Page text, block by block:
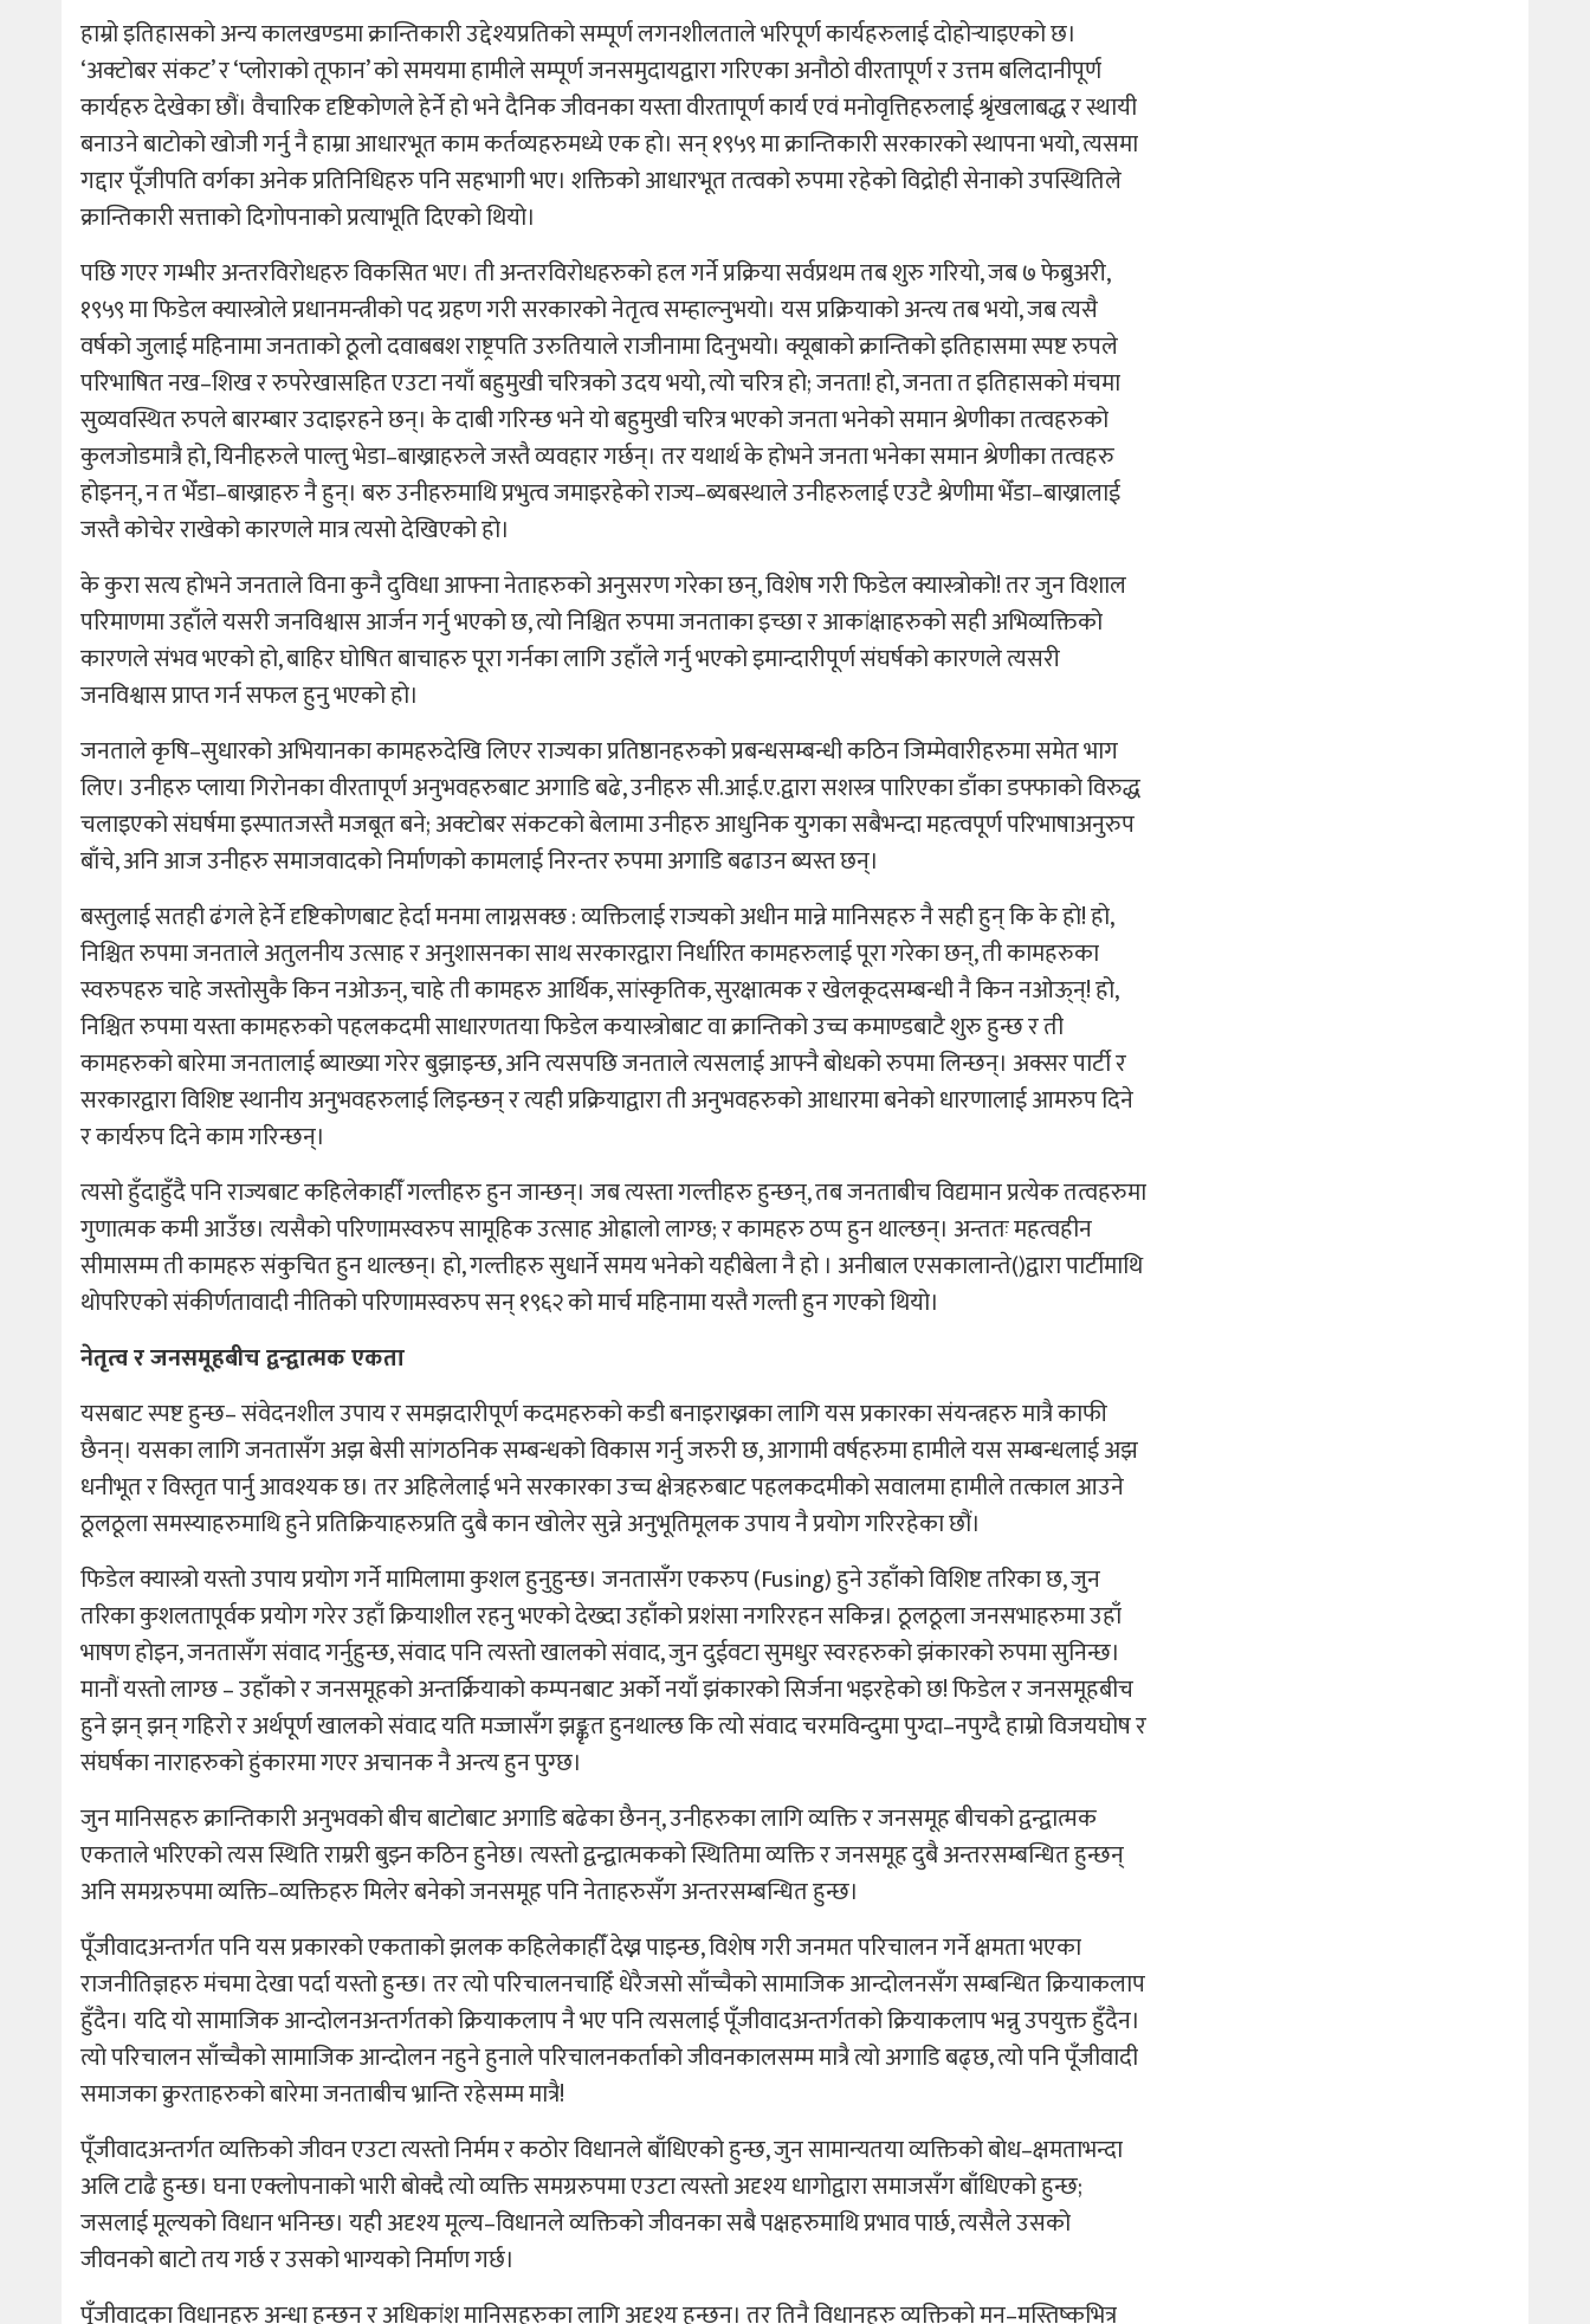
हाम्रो इतिहासको अन्य कालखण्डमा क्रान्तिकारी उद्देश्यप्रतिको सम्पूर्ण लगनशीलताले भरिपूर्ण कार्यहरुलाई दोहोर्‍याइएको छ।
‘अक्टोबर संकट’ र ‘प्लोराको तूफान’ को समयमा हामीले सम्पूर्ण जनसमुदायद्वारा गरिएका अनौठो वीरतापूर्ण र उत्तम बलिदानीपूर्ण
कार्यहरु देखेका छौं। वैचारिक दृष्टिकोणले हेर्ने हो भने दैनिक जीवनका यस्ता वीरतापूर्ण कार्य एवं मनोवृत्तिहरुलाई श्रृंखलाबद्ध र स्थायी
बनाउने बाटोको खोजी गर्नु नै हाम्रा आधारभूत काम कर्तव्यहरुमध्ये एक हो। सन् १९५९ मा क्रान्तिकारी सरकारको स्थापना भयो, त्यसमा
गद्दार पूँजीपति वर्गका अनेक प्रतिनिधिहरु पनि सहभागी भए। शक्तिको आधारभूत तत्वको रुपमा रहेको विद्रोही सेनाको उपस्थितिले
क्रान्तिकारी सत्ताको दिगोपनाको प्रत्याभूति दिएको थियो।
पछि गएर गम्भीर अन्तरविरोधहरु विकसित भए। ती अन्तरविरोधहरुको हल गर्ने प्रक्रिया सर्वप्रथम तब शुरु गरियो, जब ७ फेब्रुअरी,
१९५९ मा फिडेल क्यास्त्रोले प्रधानमन्त्रीको पद ग्रहण गरी सरकारको नेतृत्व सम्हाल्नुभयो। यस प्रक्रियाको अन्त्य तब भयो, जब त्यसै
वर्षको जुलाई महिनामा जनताको ठूलो दवाबबश राष्ट्रपति उरुतियाले राजीनामा दिनुभयो। क्यूबाको क्रान्तिको इतिहासमा स्पष्ट रुपले
परिभाषित नख–शिख र रुपरेखासहित एउटा नयाँ बहुमुखी चरित्रको उदय भयो, त्यो चरित्र हो; जनता! हो, जनता त इतिहासको मंचमा
सुव्यवस्थित रुपले बारम्बार उदाइरहने छन्। के दाबी गरिन्छ भने यो बहुमुखी चरित्र भएको जनता भनेको समान श्रेणीका तत्वहरुको
कुलजोडमात्रै हो, यिनीहरुले पाल्तु भेडा–बाख्राहरुले जस्तै व्यवहार गर्छन्। तर यथार्थ के होभने जनता भनेका समान श्रेणीका तत्वहरु
होइनन्, न त भेँडा–बाख्राहरु नै हुन्। बरु उनीहरुमाथि प्रभुत्व जमाइरहेको राज्य–ब्यबस्थाले उनीहरुलाई एउटै श्रेणीमा भेँडा–बाख्रालाई
जस्तै कोचेर राखेको कारणले मात्र त्यसो देखिएको हो।
के कुरा सत्य होभने जनताले विना कुनै दुविधा आफ्ना नेताहरुको अनुसरण गरेका छन्, विशेष गरी फिडेल क्यास्त्रोको! तर जुन विशाल
परिमाणमा उहाँले यसरी जनविश्वास आर्जन गर्नु भएको छ, त्यो निश्चित रुपमा जनताका इच्छा र आकांक्षाहरुको सही अभिव्यक्तिको
कारणले संभव भएको हो, बाहिर घोषित बाचाहरु पूरा गर्नका लागि उहाँले गर्नु भएको इमान्दारीपूर्ण संघर्षको कारणले त्यसरी
जनविश्वास प्राप्त गर्न सफल हुनु भएको हो।
जनताले कृषि–सुधारको अभियानका कामहरुदेखि लिएर राज्यका प्रतिष्ठानहरुको प्रबन्धसम्बन्धी कठिन जिम्मेवारीहरुमा समेत भाग
लिए। उनीहरु प्लाया गिरोनका वीरतापूर्ण अनुभवहरुबाट अगाडि बढे, उनीहरु सी.आई.ए.द्वारा सशस्त्र पारिएका डाँका डफ्फाको विरुद्ध
चलाइएको संघर्षमा इस्पातजस्तै मजबूत बने; अक्टोबर संकटको बेलामा उनीहरु आधुनिक युगका सबैभन्दा महत्वपूर्ण परिभाषाअनुरुप
बाँचे, अनि आज उनीहरु समाजवादको निर्माणको कामलाई निरन्तर रुपमा अगाडि बढाउन ब्यस्त छन्।
बस्तुलाई सतही ढंगले हेर्ने दृष्टिकोणबाट हेर्दा मनमा लाग्नसक्छ : व्यक्तिलाई राज्यको अधीन मान्ने मानिसहरु नै सही हुन् कि के हो! हो,
निश्चित रुपमा जनताले अतुलनीय उत्साह र अनुशासनका साथ सरकारद्वारा निर्धारित कामहरुलाई पूरा गरेका छन्, ती कामहरुका
स्वरुपहरु चाहे जस्तोसुकै किन नओऊन्, चाहे ती कामहरु आर्थिक, सांस्कृतिक, सुरक्षात्मक र खेलकूदसम्बन्धी नै किन नओऊ्न्! हो,
निश्चित रुपमा यस्ता कामहरुको पहलकदमी साधारणतया फिडेल कयास्त्रोबाट वा क्रान्तिको उच्च कमाण्डबाटै शुरु हुन्छ र ती
कामहरुको बारेमा जनतालाई ब्याख्या गरेर बुझाइन्छ, अनि त्यसपछि जनताले त्यसलाई आफ्नै बोधको रुपमा लिन्छन्। अक्सर पार्टी र
सरकारद्वारा विशिष्ट स्थानीय अनुभवहरुलाई लिइन्छन् र त्यही प्रक्रियाद्वारा ती अनुभवहरुको आधारमा बनेको धारणालाई आमरुप दिने
र कार्यरुप दिने काम गरिन्छन्।
त्यसो हुँदाहुँदै पनि राज्यबाट कहिलेकाहीँ गल्तीहरु हुन जान्छन्। जब त्यस्ता गल्तीहरु हुन्छन्, तब जनताबीच विद्यमान प्रत्येक तत्वहरुमा
गुणात्मक कमी आउँछ। त्यसैको परिणामस्वरुप सामूहिक उत्साह ओह्रालो लाग्छ; र कामहरु ठप्प हुन थाल्छन्। अन्ततः महत्वहीन
सीमासम्म ती कामहरु संकुचित हुन थाल्छन्। हो, गल्तीहरु सुधार्ने समय भनेको यहीबेला नै हो । अनीबाल एसकालान्ते()द्वारा पार्टीमाथि
थोपरिएको संकीर्णतावादी नीतिको परिणामस्वरुप सन् १९६२ को मार्च महिनामा यस्तै गल्ती हुन गएको थियो।
नेतृत्व र जनसमूहबीच द्वन्द्वात्मक एकता
यसबाट स्पष्ट हुन्छ– संवेदनशील उपाय र समझदारीपूर्ण कदमहरुको कडी बनाइराख्नका लागि यस प्रकारका संयन्त्रहरु मात्रै काफी
छैनन्। यसका लागि जनतासँग अझ बेसी सांगठनिक सम्बन्धको विकास गर्नु जरुरी छ, आगामी वर्षहरुमा हामीले यस सम्बन्धलाई अझ
धनीभूत र विस्तृत पार्नु आवश्यक छ। तर अहिलेलाई भने सरकारका उच्च क्षेत्रहरुबाट पहलकदमीको सवालमा हामीले तत्काल आउने
ठूलठूला समस्याहरुमाथि हुने प्रतिक्रियाहरुप्रति दुबै कान खोलेर सुन्ने अनुभूतिमूलक उपाय नै प्रयोग गरिरहेका छौं।
फिडेल क्यास्त्रो यस्तो उपाय प्रयोग गर्ने मामिलामा कुशल हुनुहुन्छ। जनतासँग एकरुप (Fusing) हुने उहाँको विशिष्ट तरिका छ, जुन
तरिका कुशलतापूर्वक प्रयोग गरेर उहाँ क्रियाशील रहनु भएको देख्दा उहाँको प्रशंसा नगरिरहन सकिन्न। ठूलठूला जनसभाहरुमा उहाँ
भाषण होइन, जनतासँग संवाद गर्नुहुन्छ, संवाद पनि त्यस्तो खालको संवाद, जुन दुईवटा सुमधुर स्वरहरुको झंकारको रुपमा सुनिन्छ।
मानौं यस्तो लाग्छ – उहाँको र जनसमूहको अन्तर्क्रियाको कम्पनबाट अर्को नयाँ झंकारको सिर्जना भइरहेको छ! फिडेल र जनसमूहबीच
हुने झन् झन् गहिरो र अर्थपूर्ण खालको संवाद यति मज्जासँग झङ्कृत हुनथाल्छ कि त्यो संवाद चरमविन्दुमा पुग्दा–नपुग्दै हाम्रो विजयघोष र
संघर्षका नाराहरुको हुंकारमा गएर अचानक नै अन्त्य हुन पुग्छ।
जुन मानिसहरु क्रान्तिकारी अनुभवको बीच बाटोबाट अगाडि बढेका छैनन्, उनीहरुका लागि व्यक्ति र जनसमूह बीचको द्वन्द्वात्मक
एकताले भरिएको त्यस स्थिति राम्ररी बुझ्न कठिन हुनेछ। त्यस्तो द्वन्द्वात्मकको स्थितिमा व्यक्ति र जनसमूह दुबै अन्तरसम्बन्धित हुन्छन्
अनि समग्ररुपमा व्यक्ति–व्यक्तिहरु मिलेर बनेको जनसमूह पनि नेताहरुसँग अन्तरसम्बन्धित हुन्छ।
पूँजीवादअन्तर्गत पनि यस प्रकारको एकताको झलक कहिलेकाहीँ देख्न पाइन्छ, विशेष गरी जनमत परिचालन गर्ने क्षमता भएका
राजनीतिज्ञहरु मंचमा देखा पर्दा यस्तो हुन्छ। तर त्यो परिचालनचाहिँ धेरैजसो साँच्चैको सामाजिक आन्दोलनसँग सम्बन्धित क्रियाकलाप
हुँदैन। यदि यो सामाजिक आन्दोलनअन्तर्गतको क्रियाकलाप नै भए पनि त्यसलाई पूँजीवादअन्तर्गतको क्रियाकलाप भन्नु उपयुक्त हुँदैन।
त्यो परिचालन साँच्चैको सामाजिक आन्दोलन नहुने हुनाले परिचालनकर्ताको जीवनकालसम्म मात्रै त्यो अगाडि बढ्छ, त्यो पनि पूँजीवादी
समाजका क्रुरताहरुको बारेमा जनताबीच भ्रान्ति रहेसम्म मात्रै!
पूँजीवादअन्तर्गत व्यक्तिको जीवन एउटा त्यस्तो निर्मम र कठोर विधानले बाँधिएको हुन्छ, जुन सामान्यतया व्यक्तिको बोध–क्षमताभन्दा
अलि टाढै हुन्छ। घना एक्लोपनाको भारी बोक्दै त्यो व्यक्ति समग्ररुपमा एउटा त्यस्तो अदृश्य धागोद्वारा समाजसँग बाँधिएको हुन्छ;
जसलाई मूल्यको विधान भनिन्छ। यही अदृश्य मूल्य–विधानले व्यक्तिको जीवनका सबै पक्षहरुमाथि प्रभाव पार्छ, त्यसैले उसको
जीवनको बाटो तय गर्छ र उसको भाग्यको निर्माण गर्छ।
पूँजीवादका विधानहरु अन्धा हुन्छन् र अधिकांश मानिसहरुका लागि अदृश्य हुन्छन्। तर तिनै विधानहरु व्यक्तिको मन–मस्तिष्कभित्र